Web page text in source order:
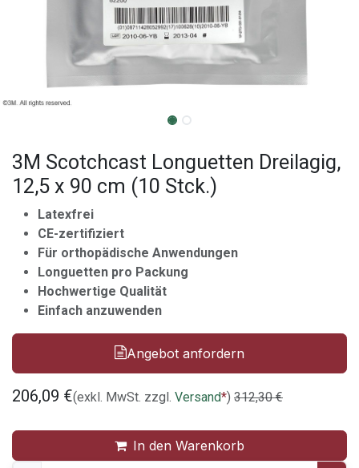
3M Scotchcast Longuetten Dreilagig,
12,5 x 90 cm (10 Stck.)
Latexfrei
CE-zertifiziert
Für orthopädische Anwendungen
Longuetten pro Packung
Hochwertige Qualität
Einfach anzuwenden
Angebot anfordern
206,09 €(exkl. MwSt. zzgl. Versand*) 312,30€
In den Warenkorb